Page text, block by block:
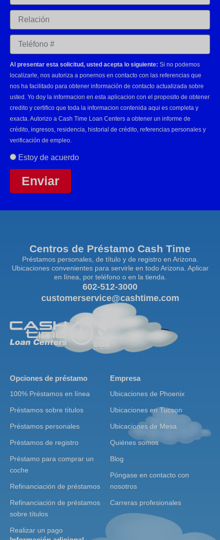
Al presentar esta solicitud, usted acepta lo siguiente: Si no podemos
localizarle, nos autoriza a ponernos en contacto con las referencias que
nos ha facilitado para obtener información de contacto actualizada sobre
usted. Yo doy la informacion en esta aplicacion con el proposito de obtener
credito y certifico que toda la informacion contenida aqui es completa y
exacta. Autorizo a Cash Time Loan Centers a obtener un informe de
crédito, ingresos, residencia, historial de crédito, referencias personales y
verificación de empleo.
Estoy de acuerdo
Enviar
Centros de Préstamo Cash Time
Préstamos personales, de título y de registro en Arizona.
Ubicaciones convenientes para servirle en todo Arizona. Aplicar
en línea, por teléfono o en la tienda.
602-512-3000
customerservice@cashtime.com
Opciones de préstamo
100% Préstamos en línea
Préstamos sobre títulos
Préstamos personales
Préstamos de registro
Préstamo para comprar un
coche
Refinanciación de préstamos
Refinanciación de préstamos
sobre títulos
Realizar un pago
Empresa
Ubicaciones de Phoenix
Ubicaciones en Tucson
Ubicaciones de Mesa
Quiénes somos
Blog
Póngase en contacto con
nosotros
Carreras profesionales